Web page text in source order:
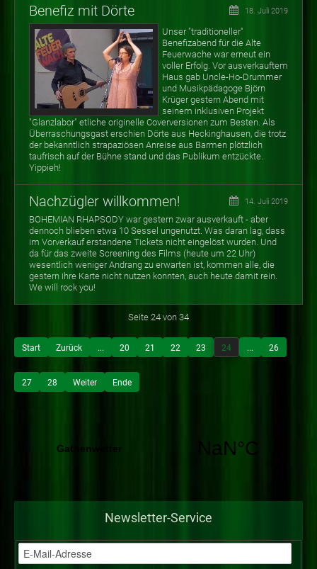
Benefiz mit Dörte 18. Juli 2019
Unser "traditioneller"
Benefizabend für die Alte
Feuerwache war erneut ein
voller Erfolg. Vor ausverkauftem
Haus gab Uncle-Ho-Drummer
und Musikpädagoge Björn
Krüger gestern Abend mit
seinem inklusiven Projekt
"Glanzlabor" etliche originelle Coverversionen zum Besten. Als
Überraschungsgast erschien Dörte aus Heckinghausen, die trotz
der bekanntlich strapaziösen Anreise aus Barmen plötzlich
taufrisch auf der Bühne stand und das Publikum entzückte.
Yippieh!
Nachzügler willkommen! 14. Juli 2019
BOHEMIAN RHAPSODY war gestern zwar ausverkauft - aber
dennoch blieben etwa 10 Sessel ungenutzt. Was daran lag, dass
im Vorverkauf erstandene Tickets nicht eingelöst wurden. Und
da für das zweite Screening des Films (heute um 22 Uhr)
wesentlich weniger Andrang zu erwarten ist, kommen alle, die
gestern ihre Karte nicht nutzen konnten, auch heute damit rein.
We will rock you!
Seite 24 von 34
Start Zurück ... 20 21 22 23 24 ... 26
27 28 Weiter Ende
Newsletter-Service